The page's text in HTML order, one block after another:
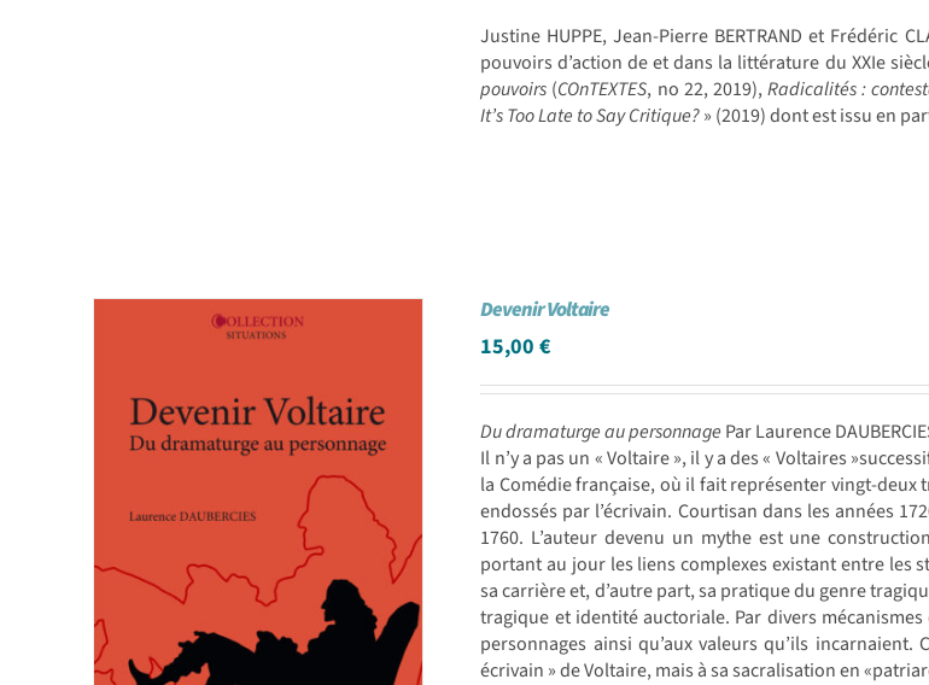
Justine HUPPE, Jean-Pierre BERTRAND et Frédéric
pouvoirs d’action de et dans la littérature du XXIe
pouvoirs (COnTEXTES, no 22, 2019),Radicalités :
It’s Too Late to Say Critique?» (2019) dont est issu en
Devenir Voltaire
15,00€
Du dramaturge au personnage Par Laurence
Il n’y a pas un « Voltaire », il y a des « Voltaires
la Comédie française, où il fait représenter vingt-deux
endossés par l’écrivain. Courtisan dans les années
1760. L’auteur devenu un mythe est une
portant au jour les liens complexes existant entre les
sa carrière et, d’autre part, sa pratique du genre
tragique et identité auctoriale. Par divers
personnages ainsi qu’aux valeurs qu’ils
écrivain » de Voltaire, mais à sa sacralisation en